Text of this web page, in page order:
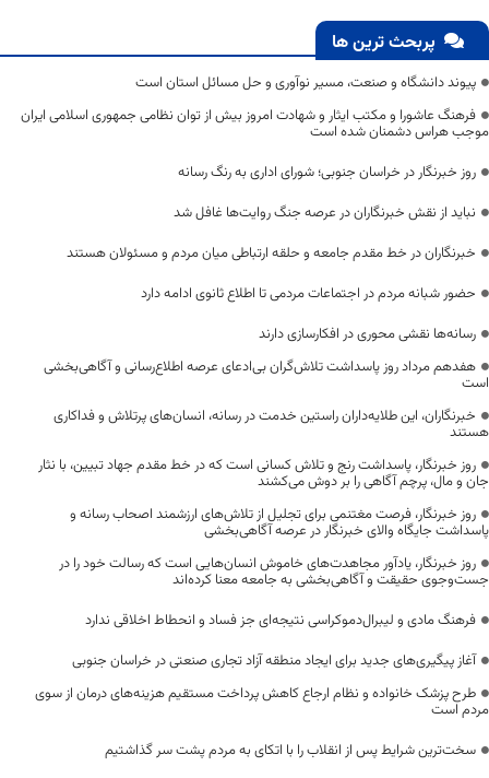
پربحث ترین ها
پیوند دانشگاه و صنعت، مسیر نوآوری و حل مسائل استان است
فرهنگ عاشورا و مکتب ایثار و شهادت امروز بیش از توان نظامی جمهوری اسلامی ایران
موجب هراس دشمنان شده است
روز خبرنگار در خراسان جنوبی؛ شورای اداری به رنگ رسانه
نباید از نقش خبرنگاران در عرصه جنگ روایت‌ها غافل شد
خبرنگاران در خط مقدم جامعه و حلقه ارتباطی میان مردم و مسئولان هستند
حضور شبانه مردم در اجتماعات مردمی تا اطلاع ثانوی ادامه دارد
رسانه‌ها نقشی محوری در افکارسازی دارند
هفدهم مرداد روز پاسداشت تلاش‌گران بی‌ادعای عرصه اطلاع‌رسانی و آگاهی‌بخشی
است
خبرنگاران، این طلایه‌داران راستین خدمت در رسانه، انسان‌های پرتلاش و فداکاری
هستند
روز خبرنگار، پاسداشت رنج و تلاش کسانی است که در خط مقدم جهاد تبیین، با نثار
جان و مال، پرچم آگاهی را بر دوش می‌کشند
روز خبرنگار، فرصت مغتنمی برای تجلیل از تلاش‌های ارزشمند اصحاب رسانه و
پاسداشت جایگاه والای خبرنگار در عرصه آگاهی‌بخشی
روز خبرنگار، یادآور مجاهدت‌های خاموش انسان‌هایی است که رسالت خود را در
جست‌وجوی حقیقت و آگاهی‌بخشی به جامعه معنا کرده‌اند
فرهنگ مادی و لیبرال‌دموکراسی نتیجه‌ای جز فساد و انحطاط اخلاقی ندارد
آغاز پیگیری‌های جدید برای ایجاد منطقه آزاد تجاری صنعتی در خراسان جنوبی
طرح پزشک خانواده و نظام ارجاع کاهش پرداخت مستقیم هزینه‌های درمان از سوی
مردم است
سخت‌ترین شرایط پس از انقلاب را با اتکای به مردم پشت سر گذاشتیم